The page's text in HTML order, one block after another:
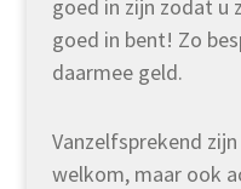
goed in zijn zodat u
goed in bent! Zo
daarmee geld.
Vanzelfsprekend
welkom, maar ook